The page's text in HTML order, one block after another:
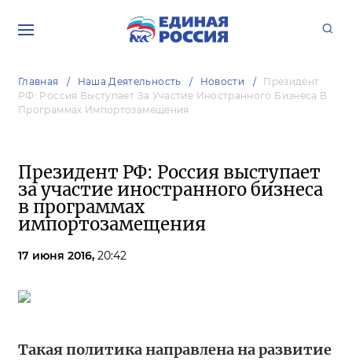
Главная Наша Деятельность Новости
Президент
РФ: Россия Выступает За Участие Иностранного Бизнеса В
Программах Импортозамещения
Президент РФ: Россия выступает
за участие иностранного бизнеса
в программах
импортозамещения
17 июня 2016, 20:42
Такая политика направлена на развитие